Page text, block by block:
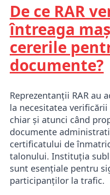
De ce RAR
întreaga
cererile
documente?
Reprezentanții RAR au
la necesitatea
chiar și atunci când
documente
certificatului de
talonului. Instituția
sunt esențiale pentru
participanților la trafic.